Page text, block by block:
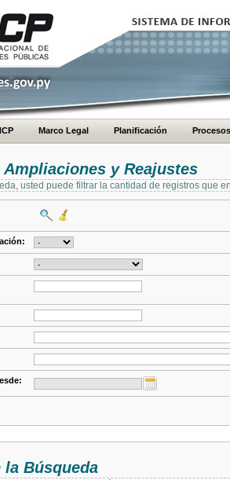
Marco Legal Planificación Procesos
Ampliaciones y Reajustes
usted puede filtrar la cantidad de registros que
la Búsqueda